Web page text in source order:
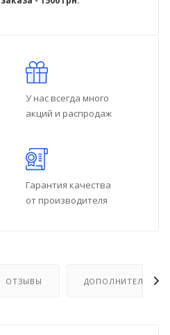
У нас всегда много
акций и распродаж
Гарантия качества
от производителя
ОТЗЫВЫ ДОПОЛНИТЕЛЬНО